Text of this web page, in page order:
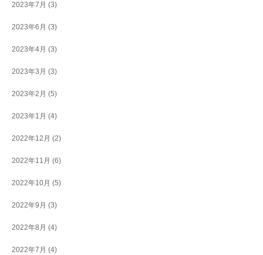
2023年7月 (3)
2023年6月 (3)
2023年4月 (3)
2023年3月 (3)
2023年2月 (5)
2023年1月 (4)
2022年12月 (2)
2022年11月 (6)
2022年10月 (5)
2022年9月 (3)
2022年8月 (4)
2022年7月 (4)